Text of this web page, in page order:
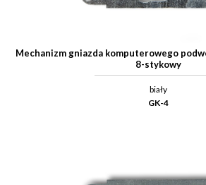
Mechanizm gniazda komputerowego
8-stykowy
biały
GK-4